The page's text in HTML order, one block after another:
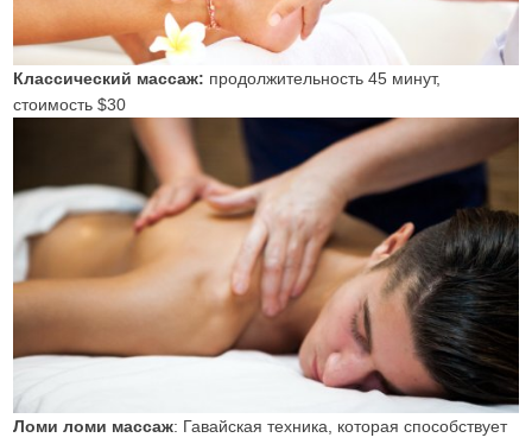
Классический массаж: продолжительность 45 минут,
стоимость $30
Ломи ломи массаж: Гавайская техника, которая способствует